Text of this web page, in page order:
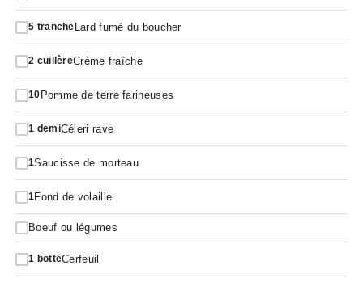
5 trancheLard fumé du boucher
2 cuillèreCrème fraîche
10Pomme de terre farineuses
1 demiCéleri rave
1Saucisse de morteau
1Fond de volaille
Boeuf ou légumes
1 botteCerfeuil